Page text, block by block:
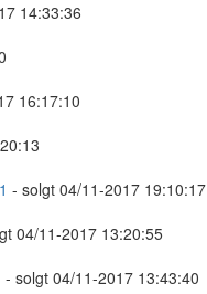
14:33:36
16:17:10
- solgt 04/11-2017 19:10:17
04/11-2017 13:20:55
- solgt 04/11-2017 13:43:40